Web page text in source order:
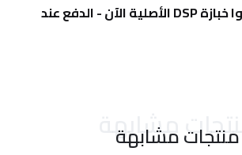
منتجات مشابهة
منتجات مشابهة